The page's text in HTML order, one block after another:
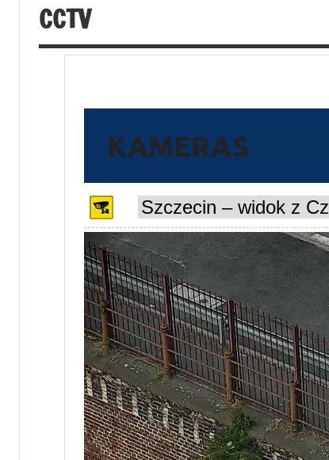
CCTV
KAMERAS